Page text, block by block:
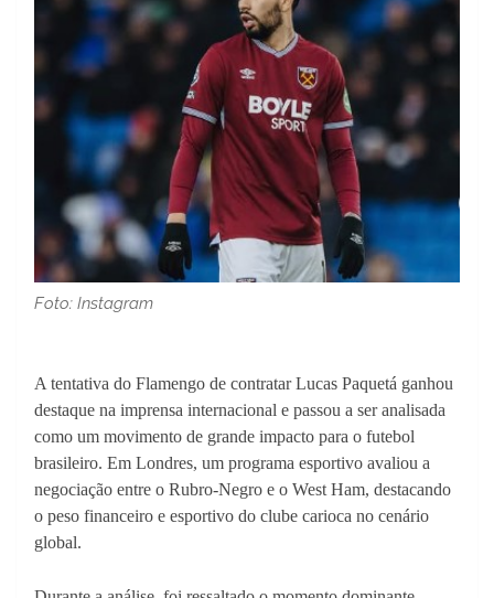
Foto: Instagram
A tentativa do Flamengo de contratar Lucas Paquetá ganhou
destaque na imprensa internacional e passou a ser analisada
como um movimento de grande impacto para o futebol
brasileiro. Em Londres, um programa esportivo avaliou a
negociação entre o Rubro-Negro e o West Ham, destacando
o peso financeiro e esportivo do clube carioca no cenário
global.